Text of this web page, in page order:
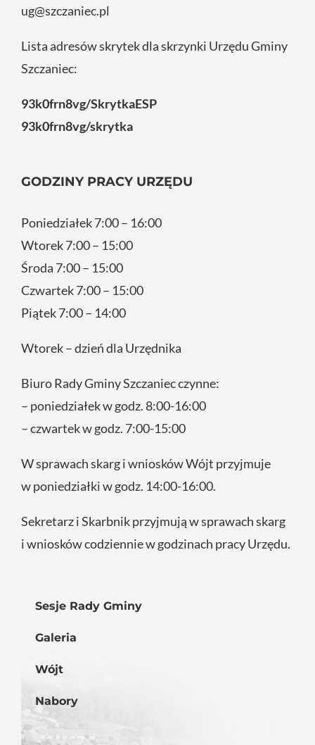
ug@szczaniec.pl
Lista adresów skrytek dla skrzynki Urzędu Gminy
Szczaniec:
93k0frn8vg/SkrytkaESP
93k0frn8vg/skrytka
GODZINY PRACY URZĘDU
Poniedziałek 7:00 – 16:00
Wtorek 7:00 – 15:00
Środa 7:00 – 15:00
Czwartek 7:00 – 15:00
Piątek 7:00 – 14:00
Wtorek – dzień dla Urzędnika
Biuro Rady Gminy Szczaniec czynne:
– poniedziałek w godz. 8:00-16:00
– czwartek w godz. 7:00-15:00
W sprawach skarg i wniosków Wójt przyjmuje
w poniedziałki w godz. 14:00-16:00.
Sekretarz i Skarbnik przyjmują w sprawach skarg
i wniosków codziennie w godzinach pracy Urzędu.
Sesje Rady Gminy
Galeria
Wójt
Nabory